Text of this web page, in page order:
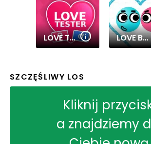
LOVE TESTER 3 LOVE BALLS
SZCZĘŚLIWY LOS
Kliknij
a znajdziemy